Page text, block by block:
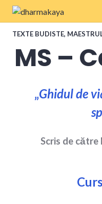
Skip
content
Dharmakaya
TEXTE BUDISTE,
MS –
„Ghidul de
Scris de